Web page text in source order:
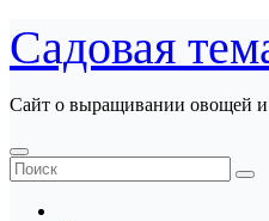
Перейти
к
содержанию
Садовая
Сайт о выращивании овощей и